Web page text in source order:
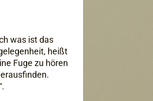
was ist das
heißt
Fuge zu hören